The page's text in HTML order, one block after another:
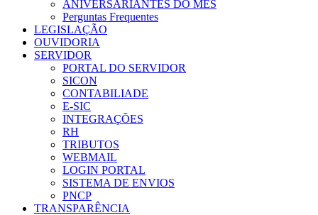
ANIVERSARIANTES DO MÊS
Perguntas Frequentes
LEGISLAÇÃO
OUVIDORIA
SERVIDOR
PORTAL DO SERVIDOR
SICON
CONTABILIADE
E-SIC
INTEGRAÇÕES
RH
TRIBUTOS
WEBMAIL
LOGIN PORTAL
SISTEMA DE ENVIOS
PNCP
TRANSPARÊNCIA